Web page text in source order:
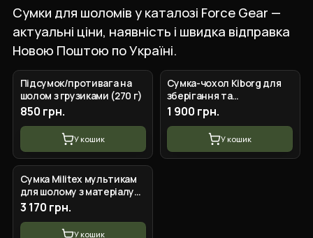
Сумки для шоломів у каталозі Force Gear —
актуальні ціни, наявність і швидка відправка
Новою Поштою по Україні.
Підсумок/противага на
шолом з грузиками (270 г)
850 грн.
У кошик
Сумка-чохол Kiborg для
зберігання та
перенесення шолому
Піксель
1 900 грн.
У кошик
Сумка Militex мультикам
для шолому з матеріалу
Cordura original USA
3 170 грн.
У кошик